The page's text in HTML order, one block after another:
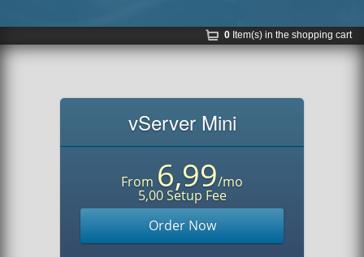
0 Item(s) in the shopping cart
vServer Mini
From 6,99/mo
5,00 Setup Fee
Order Now